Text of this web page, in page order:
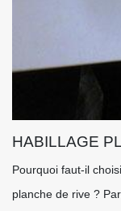
HABILLAGE
Pourquoi faut-il
planche de rive ?